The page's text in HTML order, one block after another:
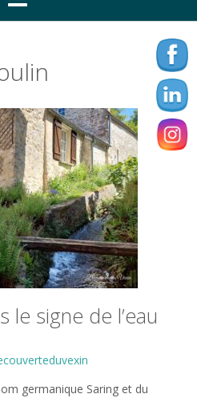
le signe de l’eau
germanique Saring et du